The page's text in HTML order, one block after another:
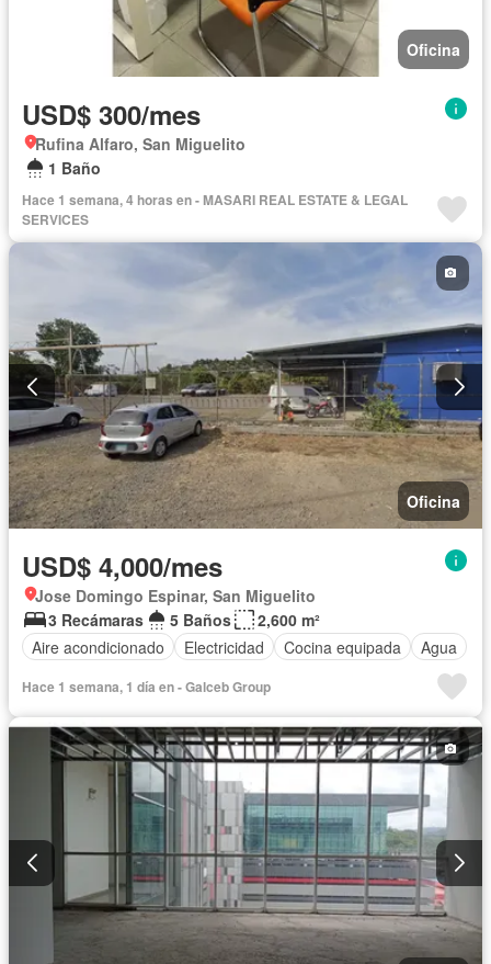
Oficina
USD$ 300/mes
Rufina Alfaro, San Miguelito
1 Baño
Hace 1 semana, 4 horas en - MASARI REAL ESTATE & LEGAL
SERVICES
Oficina
USD$ 4,000/mes
Jose Domingo Espinar, San Miguelito
3 Recámaras
5 Baños
2,600 m²
Aire acondicionado
Electricidad Cocina equipada Agua
Hace 1 semana, 1 día en - Galceb Group